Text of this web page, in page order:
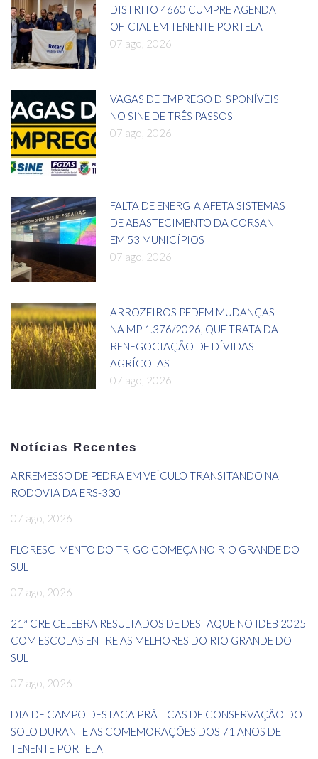
DISTRITO 4660 CUMPRE AGENDA
OFICIAL EM TENENTE PORTELA
07 ago, 2026
VAGAS DE EMPREGO DISPONÍVEIS
NO SINE DE TRÊS PASSOS
07 ago, 2026
FALTA DE ENERGIA AFETA SISTEMAS
DE ABASTECIMENTO DA CORSAN
EM 53 MUNICÍPIOS
07 ago, 2026
ARROZEIROS PEDEM MUDANÇAS
NA MP 1.376/2026, QUE TRATA DA
RENEGOCIAÇÃO DE DÍVIDAS
AGRÍCOLAS
07 ago, 2026
Notícias Recentes
ARREMESSO DE PEDRA EM VEÍCULO TRANSITANDO NA
RODOVIA DA ERS-330
07 ago, 2026
FLORESCIMENTO DO TRIGO COMEÇA NO RIO GRANDE DO
SUL
07 ago, 2026
21ª CRE CELEBRA RESULTADOS DE DESTAQUE NO IDEB 2025
COM ESCOLAS ENTRE AS MELHORES DO RIO GRANDE DO
SUL
07 ago, 2026
DIA DE CAMPO DESTACA PRÁTICAS DE CONSERVAÇÃO DO
SOLO DURANTE AS COMEMORAÇÕES DOS 71 ANOS DE
TENENTE PORTELA